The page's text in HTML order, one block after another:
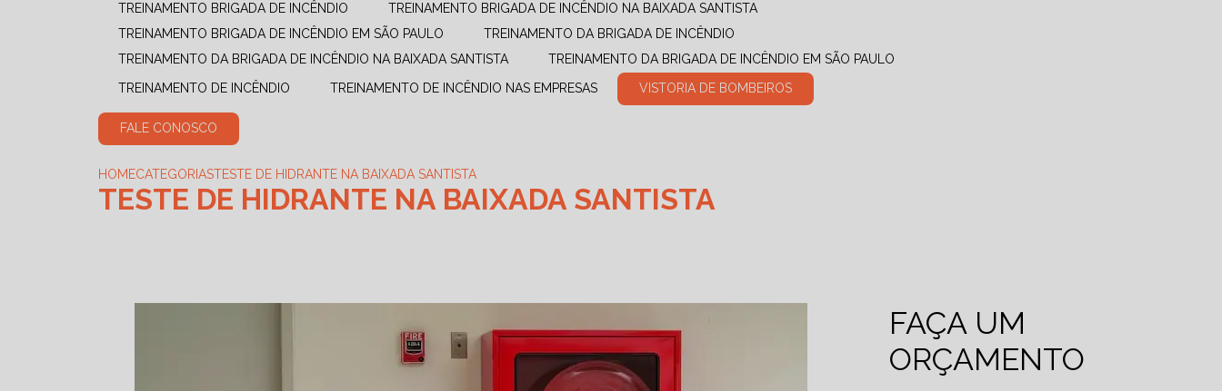
TREINAMENTO BRIGADA DE INCÊNDIO
TREINAMENTO BRIGADA DE INCÊNDIO NA BAIXADA SANTISTA
TREINAMENTO BRIGADA DE INCÊNDIO EM SÃO PAULO
TREINAMENTO DA BRIGADA DE INCÊNDIO
TREINAMENTO DA BRIGADA DE INCÊNDIO NA BAIXADA SANTISTA
TREINAMENTO DA BRIGADA DE INCÊNDIO EM SÃO PAULO
TREINAMENTO DE INCÊNDIO
TREINAMENTO DE INCÊNDIO NAS EMPRESAS VISTORIA DE BOMBEIROS
FALE CONOSCO
HOMECATEGORIASTESTE DE HIDRANTE NA BAIXADA SANTISTA
TESTE DE HIDRANTE NA BAIXADA SANTISTA
FAÇA UM
ORÇAMENTO